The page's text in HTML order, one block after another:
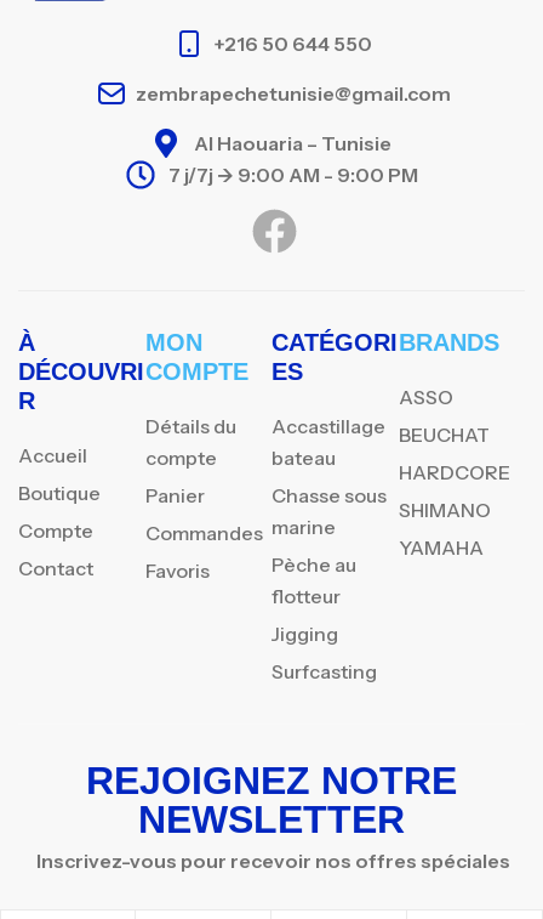
+216 50 644 550
zembrapechetunisie@gmail.com
Al Haouaria – Tunisie
7 j/7j -> 9:00 AM - 9:00 PM
À
DÉCOUVRI
R
Accueil
Boutique
Compte
Contact
MON
COMPTE
Détails du
compte
Panier
Commandes
Favoris
CATÉGORI
ES
Accastillage
bateau
Chasse sous
marine
Pèche au
flotteur
Jigging
Surfcasting
BRANDS
ASSO
BEUCHAT
HARDCORE
SHIMANO
YAMAHA
REJOIGNEZ NOTRE
NEWSLETTER
Inscrivez-vous pour recevoir nos offres spéciales